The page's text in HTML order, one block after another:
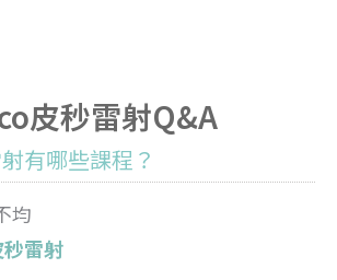
皮秒雷射Q&A
有哪些課程？
均
雷射